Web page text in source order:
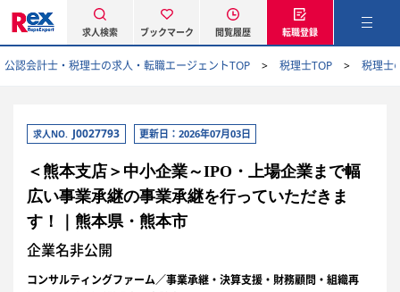
求人検索 ブックマーク 閲覧履歴 転職登録
公認会計士・税理士の求人・転職エージェントTOP 税理士TOP 税理士
求人NO. J0027793 更新日：2026年07月03日
＜熊本支店＞中小企業～IPO・上場企業まで幅
広い事業承継の事業承継を行っていただきま
す！｜熊本県・熊本市
企業名非公開
コンサルティングファーム／事業承継・決算支援・財務顧問・組織再